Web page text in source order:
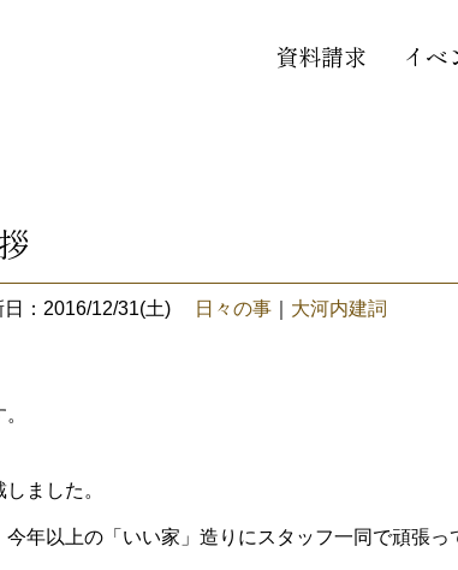
資料請求 イベ
日：2016/12/31(土) 日々の事 大河内建詞
ました。
年以上の「いい家」造りにスタッフ一同で頑張っ